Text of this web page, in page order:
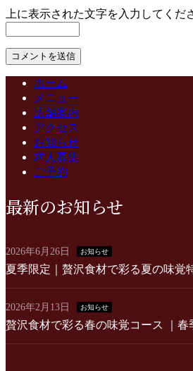
上に表示された文字を入力してくだ
ホーム
メニュー
店舗案内
アクセス
お知らせ
求人募集
ご予約
最新のお知らせ
2026年6月26日 お知らせ
夏季限定｜贅沢食材で彩る夏の味覚
2026年2月13日 お知らせ
贅沢食材で彩る春の味覚コース ｜春